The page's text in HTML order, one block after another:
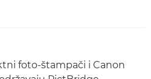
foto-štampači i Canon